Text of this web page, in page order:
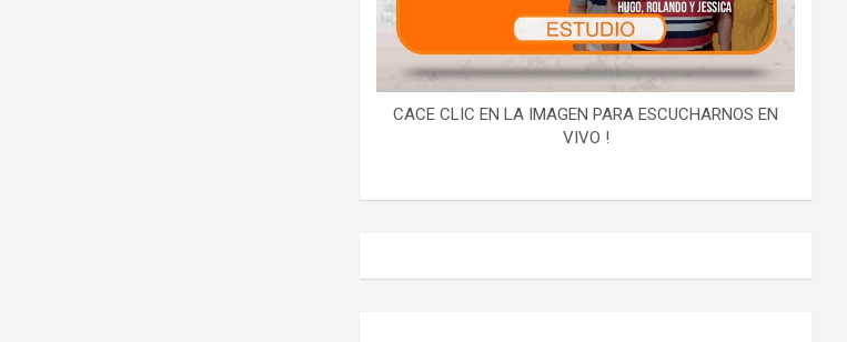
CACE CLIC EN LA IMAGEN PARA ESCUCHARNOS EN
VIVO !